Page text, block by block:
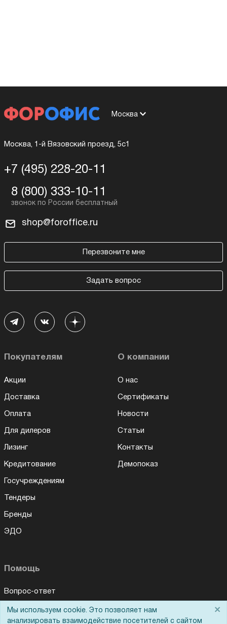
Москва
Москва, 1-й Вязовский проезд, 5с1
+7 (495) 228-20-11
8 (800) 333-10-11
shop@foroffice.ru
Перезвоните мне
Задать вопрос
Покупателям
Акции
Доставка
Оплата
Для дилеров
Лизинг
Кредитование
Госучреждениям
Тендеры
Бренды
ЭДО
О компании
О нас
Сертификаты
Новости
Статьи
Контакты
Демопоказ
Помощь
Вопрос-ответ
Реквизиты
Мы используем cookie. Это позволяет нам
анализировать взаимодействие посетителей с сайтом
×